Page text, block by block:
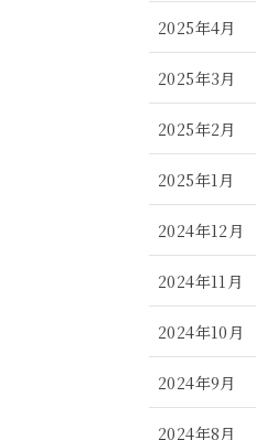
2025年4月
2025年3月
2025年2月
2025年1月
2024年12月
2024年11月
2024年10月
2024年9月
2024年8月